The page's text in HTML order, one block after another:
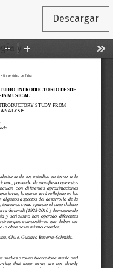
artículo
y
Descargar